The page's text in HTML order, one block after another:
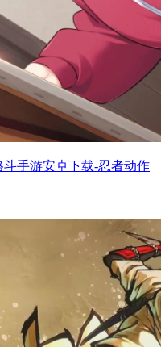
手游安卓下载-忍者动作